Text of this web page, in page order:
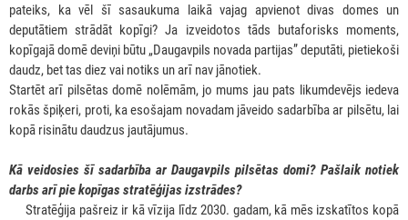
pateiks, ka vēl šī sasaukuma laikā vajag apvienot divas domes un
deputātiem strādāt kopīgi? Ja izveidotos tāds butaforisks moments,
kopīgajā domē deviņi būtu „Daugavpils novada partijas” deputāti, pietiekoši
daudz, bet tas diez vai notiks un arī nav jānotiek.
Startēt arī pilsētas domē nolēmām, jo mums jau pats likumdevējs iedeva
rokās špiķeri, proti, ka esošajam novadam jāveido sadarbība ar pilsētu, lai
kopā risinātu daudzus jautājumus.
Kā veidosies šī sadarbība ar Daugavpils pilsētas domi? Pašlaik notiek
darbs arī pie kopīgas stratēģijas izstrādes?
Stratēģija pašreiz ir kā vīzija līdz 2030. gadam, kā mēs izskatītos kopā